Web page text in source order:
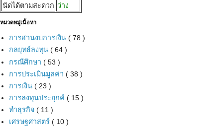
นัดได้ตามสะดวก ว่าง
หมวดหมู่เนื้อหา
การอ่านงบการเงิน ( 78 )
กลยุทธ์ลงทุน ( 64 )
กรณีศึกษา ( 53 )
การประเมินมูลค่า ( 38 )
การเงิน ( 23 )
การลงทุนประยุกค์ ( 15 )
ทำธุรกิจ ( 11 )
เศรษฐศาสตร์ ( 10 )